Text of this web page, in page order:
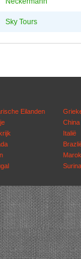
Sky Tours
Eilanden
China
Italië